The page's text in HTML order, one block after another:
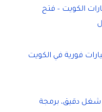
الكويت – فتح
فورية في الكويت
دقيق، برمجة